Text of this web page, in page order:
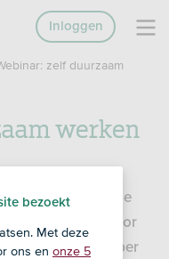
Inloggen
zelf duurzaam
werken
maar je
voor
van 12 november
bezoekt
Met deze
ons en onze 5